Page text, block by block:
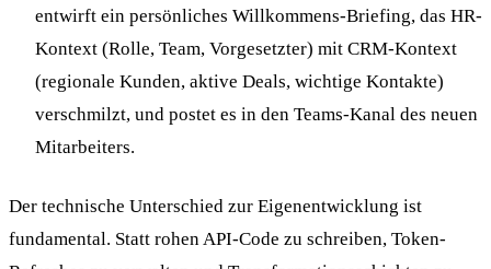
entwirft ein persönliches Willkommens-Briefing, das HR-
Kontext (Rolle, Team, Vorgesetzter) mit CRM-Kontext
(regionale Kunden, aktive Deals, wichtige Kontakte)
verschmilzt, und postet es in den Teams-Kanal des neuen
Mitarbeiters.
Der technische Unterschied zur Eigenentwicklung ist
fundamental. Statt rohen API-Code zu schreiben, Token-